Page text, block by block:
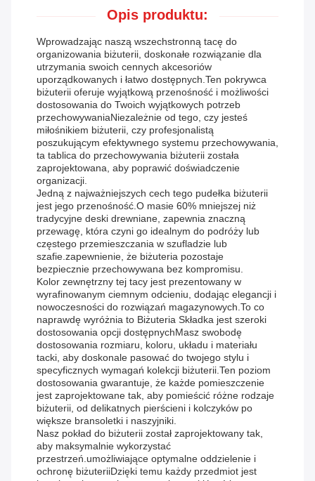
Opis produktu:
Wprowadzając naszą wszechstronną tacę do
organizowania biżuterii, doskonałe rozwiązanie dla
utrzymania swoich cennych akcesoriów
uporządkowanych i łatwo dostępnych.Ten pokrywca
biżuterii oferuje wyjątkową przenośność i możliwości
dostosowania do Twoich wyjątkowych potrzeb
przechowywaniaNiezależnie od tego, czy jesteś
miłośnikiem biżuterii, czy profesjonalistą
poszukującym efektywnego systemu przechowywania,
ta tablica do przechowywania biżuterii została
zaprojektowana, aby poprawić doświadczenie
organizacji.
Jedną z najważniejszych cech tego pudełka biżuterii
jest jego przenośność.O masie 60% mniejszej niż
tradycyjne deski drewniane, zapewnia znaczną
przewagę, która czyni go idealnym do podróży lub
częstego przemieszczania w szufladzie lub
szafie.zapewnienie, że biżuteria pozostaje
bezpiecznie przechowywana bez kompromisu.
Kolor zewnętrzny tej tacy jest prezentowany w
wyrafinowanym ciemnym odcieniu, dodając elegancji i
nowoczesności do rozwiązań magazynowych.To co
naprawdę wyróżnia to Biżuteria Składka jest szeroki
dostosowania opcji dostępnychMasz swobodę
dostosowania rozmiaru, koloru, układu i materiału
tacki, aby doskonale pasować do twojego stylu i
specyficznych wymagań kolekcji biżuterii.Ten poziom
dostosowania gwarantuje, że każde pomieszczenie
jest zaprojektowane tak, aby pomieścić różne rodzaje
biżuterii, od delikatnych pierścieni i kolczyków po
większe bransoletki i naszyjniki.
Nasz pokład do biżuterii został zaprojektowany tak,
aby maksymalnie wykorzystać
przestrzeń.umożliwiające optymalne oddzielenie i
ochronę biżuteriiDzięki temu każdy przedmiot jest